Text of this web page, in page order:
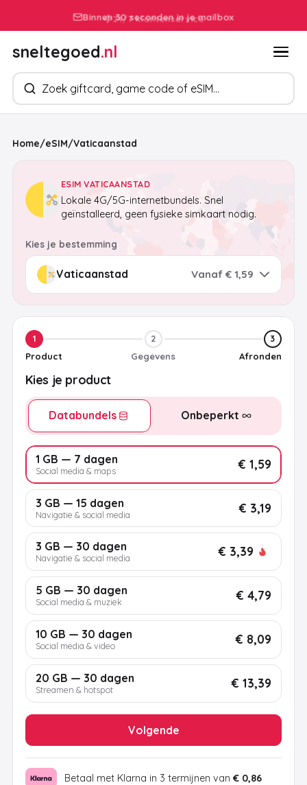
Binnen 30 seconden in je mailbox
sneltegoed.nl
Zoek producten
Home/eSIM/Vaticaanstad
ESIM VATICAANSTAD
Lokale 4G/5G-internetbundels. Snel
geïnstalleerd, geen fysieke simkaart nodig.
Kies je bestemming
Vanaf € 1,59
1
Product
2
Gegevens
3
Afronden
Kies je product
Databundels Onbeperkt
1 GB — 7 dagen
Social media & maps € 1,59
3 GB — 15 dagen
Navigatie & social media € 3,19
3 GB — 30 dagen
Navigatie & social media € 3,39
5 GB — 30 dagen
Social media & muziek € 4,79
10 GB — 30 dagen
Social media & video € 8,09
20 GB — 30 dagen
Streamen & hotspot € 13,39
Volgende
Betaal met Klarna in 3 termijnen van € 0,86